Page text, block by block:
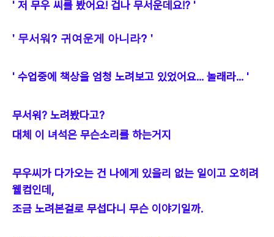
' 저 무우 씨를 봤어요! 겁나 무서운데요!? '
' 무서워? 귀여운게 아니라? '
' 수업중에 책상을 엄청 노려보고 있었어요... 놀래라... '
무서워? 노려봤다고?
대체 이 녀석은 무슨소리를 하는거지
무우씨가 다가오는 건 나에게 있을리 없는 일이고 오히려
웰컴인데,
조금 노려본걸로 무섭다니 무슨 이야기일까.